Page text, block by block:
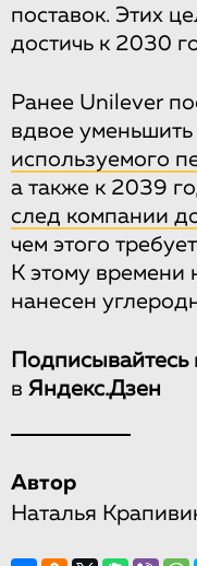
поставок. Этих
достичь к 2030
Ранее Unilever
вдвое уменьшить
используемого
а также к 2039
след компании
чем этого
К этому времени
нанесен
Подписывайтесь
в Яндекс.Дзен
Автор
Наталья